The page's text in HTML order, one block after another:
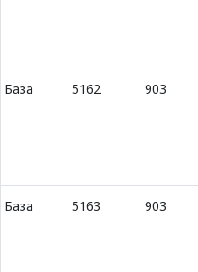
База 5162 903
База 5163 903